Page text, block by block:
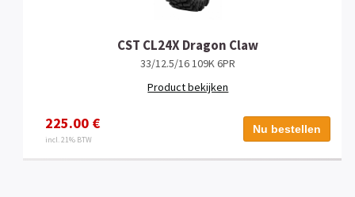
CST CL24X Dragon Claw
33/12.5/16 109K 6PR
Product bekijken
225.00 €
incl. 21% BTW
Nu bestellen